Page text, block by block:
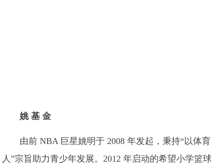
姚 基 金
由前 NBA 巨星姚明于 2008 年发起，秉持“以体育
人”宗旨助力青少年发展。2012 年启动的希望小学篮球